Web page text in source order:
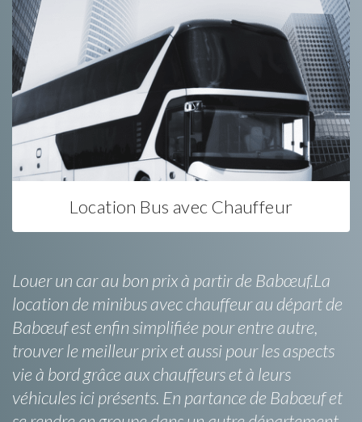
Location Bus avec Chauffeur
Louer un car au bon prix à partir de Babœuf.La
location de minibus avec chauffeur au départ de
Babœuf est enfin simplifiée pour entre autre,
trouver le meilleur prix et aussi pour les aspects
vie à bord grâce aux chauffeurs et à leurs
véhicules ici présents. En partance de Babœuf et